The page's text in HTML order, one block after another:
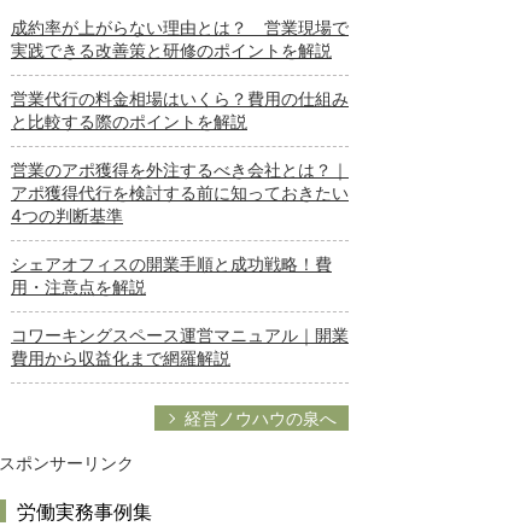
成約率が上がらない理由とは？ 営業現場で
実践できる改善策と研修のポイントを解説
営業代行の料金相場はいくら？費用の仕組み
と比較する際のポイントを解説
営業のアポ獲得を外注するべき会社とは？｜
アポ獲得代行を検討する前に知っておきたい
4つの判断基準
シェアオフィスの開業手順と成功戦略！費
用・注意点を解説
コワーキングスペース運営マニュアル｜開業
費用から収益化まで網羅解説
経営ノウハウの泉へ
スポンサーリンク
労働実務事例集